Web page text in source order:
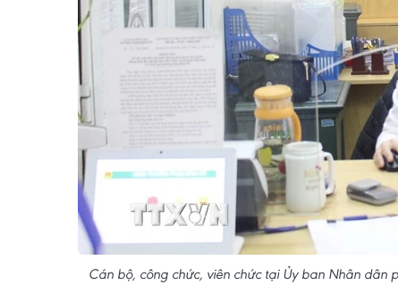
Cán bộ, công chức, viên chức tại Ủy ban Nhân